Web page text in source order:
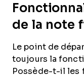
de la note
Le point de
toujours la
Possède-t-il les